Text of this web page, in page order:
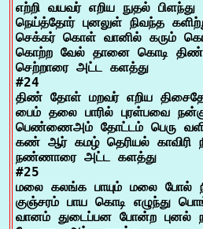
எற்றி வயவர் எறிய நுதல் பிளந்து
நெய்த்தோர் புனலுள் நிவந்த
செக்கர் கொள் வானில் கரும்
கொற்ற வேல் தானை கொடி திண்
செற்றாரை அட்ட களத்து
#24
திண் தோள் மறவர் எறிய
பைம் தலை பாரில் புரள்பவை
பெண்ணைஅம் தோட்டம் பெரு வளி
கண் ஆர் கமழ் தெரியல் காவிரி
நண்ணாரை அட்ட களத்து
#25
மலை கலங்க பாயும் மலை போல்
குஞ்சரம் பாய கொடி எழுந்து
வானம் துடைப்பன போன்ற புனல்